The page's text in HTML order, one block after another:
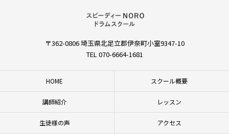
〒362-0806 埼玉県北足立郡伊奈町小室9347-10
TEL 070-6664-1681
HOME スクール概要
講師紹介 レッスン
生徒様の声 アクセス